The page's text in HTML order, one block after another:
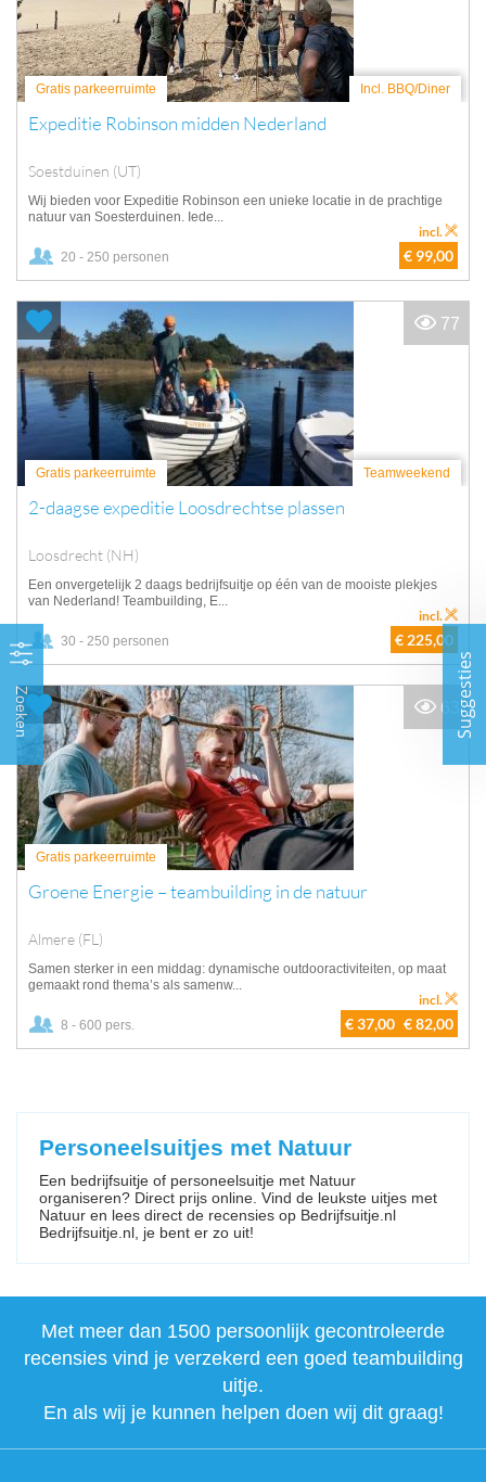
Zoeken
Gratis parkeerruimte Incl. BBQ/Diner
Expeditie Robinson midden Nederland
Soestduinen (UT)
Wij bieden voor Expeditie Robinson een unieke locatie in de prachtige
natuur van Soesterduinen. Iede...
20 - 250 personen € 99,00
incl.
Gratis parkeerruimte Teamweekend
2-daagse expeditie Loosdrechtse plassen
Loosdrecht (NH)
Een onvergetelijk 2 daags bedrijfsuitje op één van de mooiste plekjes
van Nederland! Teambuilding, E...
30 - 250 personen € 225,00
incl.
77
Gratis parkeerruimte
Groene Energie – teambuilding in de natuur
Almere (FL)
Samen sterker in een middag: dynamische outdooractiviteiten, op maat
gemaakt rond thema’s als samenw...
8 - 600 pers. € 37,00 € 82,00
incl.
63
Personeelsuitjes met Natuur
Een bedrijfsuitje of personeelsuitje met Natuur
organiseren? Direct prijs online. Vind de leukste uitjes met
Natuur en lees direct de recensies op Bedrijfsuitje.nl
Bedrijfsuitje.nl, je bent er zo uit!
Met meer dan 1500 persoonlijk gecontroleerde
recensies vind je verzekerd een goed teambuilding
uitje.
En als wij je kunnen helpen doen wij dit graag!
Suggesties